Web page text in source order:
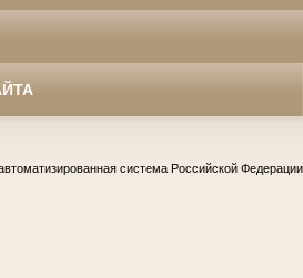
система Российской